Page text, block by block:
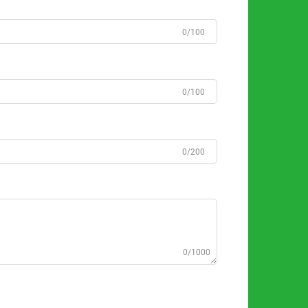
0/100
0/100
0/200
0/1000